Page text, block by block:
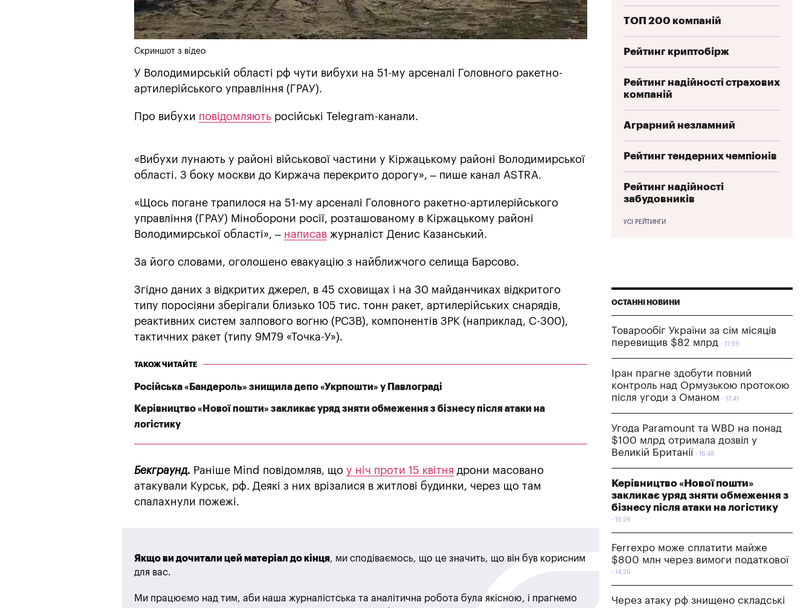
Скриншот з відео
У Володимирській області рф чути вибухи на 51-му арсеналі Головного ракетно-
артилерійського управління (ГРАУ).
Про вибухи повідомляють російські Telegram-канали.
«Вибухи лунають у районі військової частини у Кіржацькому районі Володимирської
області. З боку москви до Киржача перекрито дорогу», – пише канал ASTRA.
«Щось погане трапилося на 51-му арсеналі Головного ракетно-артилерійського
управління (ГРАУ) Міноборони росії, розташованому в Кіржацькому районі
Володимирської області», – написав журналіст Денис Казанський.
За його словами, оголошено евакуацію з найближчого селища Барсово.
Згідно даних з відкритих джерел, в 45 сховищах і на 30 майданчиках відкритого
типу поросіяни зберігали близько 105 тис. тонн ракет, артилерійських снарядів,
реактивних систем залпового вогню (РСЗВ), компонентів ЗРК (наприклад, С-300),
тактичних ракет (типу 9М79 «Точка-У»).
ТАКОЖ ЧИТАЙТЕ
Російська «Бандероль» знищила депо «Укрпошти» у Павлограді
Керівництво «Нової пошти» закликає уряд зняти обмеження з бізнесу після атаки на
логістику
Бекграунд. Раніше Mind повідомляв, що у ніч проти 15 квітня дрони масовано
атакували Курськ, рф. Деякі з них врізалися в житлові будинки, через що там
спалахнули пожежі.
Якщо ви дочитали цей матеріал до кінця, ми сподіваємось, що це значить, що він був корисним
для вас.
Ми працюємо над тим, аби наша журналістська та аналітична робота була якісною, і прагнемо
ТОП 200 компаній
Рейтинг криптобірж
Рейтинг надійності страхових
компаній
Аграрний незламний
Рейтинг тендерних чемпіонів
Рейтинг надійності
забудовників
УСІ РЕЙТИНГИ
ОСТАННІ НОВИНИ
Товарообіг України за сім місяців
перевищив $82 млрд
17:59
Іран прагне здобути повний
контроль над Ормузькою протокою
після угоди з Оманом
17:41
Угода Paramount та WBD на понад
$100 млрд отримала дозвіл у
Великій Британії
16:48
Керівництво «Нової пошти»
закликає уряд зняти обмеження з
бізнесу після атаки на логістику
15:26
Ferrexpo може сплатити майже
$800 млн через вимоги податкової
14:20
Через атаку рф знищено складські